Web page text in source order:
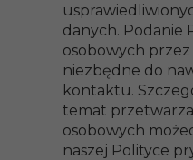
danych. Podanie
osobowych
niezbędne do
kontaktu.
temat
osobowych
naszej Polityce